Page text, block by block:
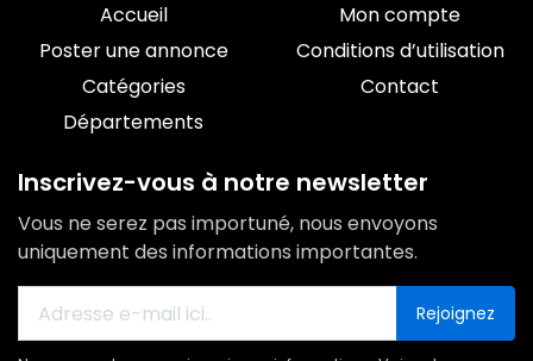
Accueil
Poster une annonce
Catégories
Départements
Mon compte
Conditions d’utilisation
Contact
Inscrivez-vous à notre newsletter
Vous ne serez pas importuné, nous envoyons
uniquement des informations importantes.
Rejoignez